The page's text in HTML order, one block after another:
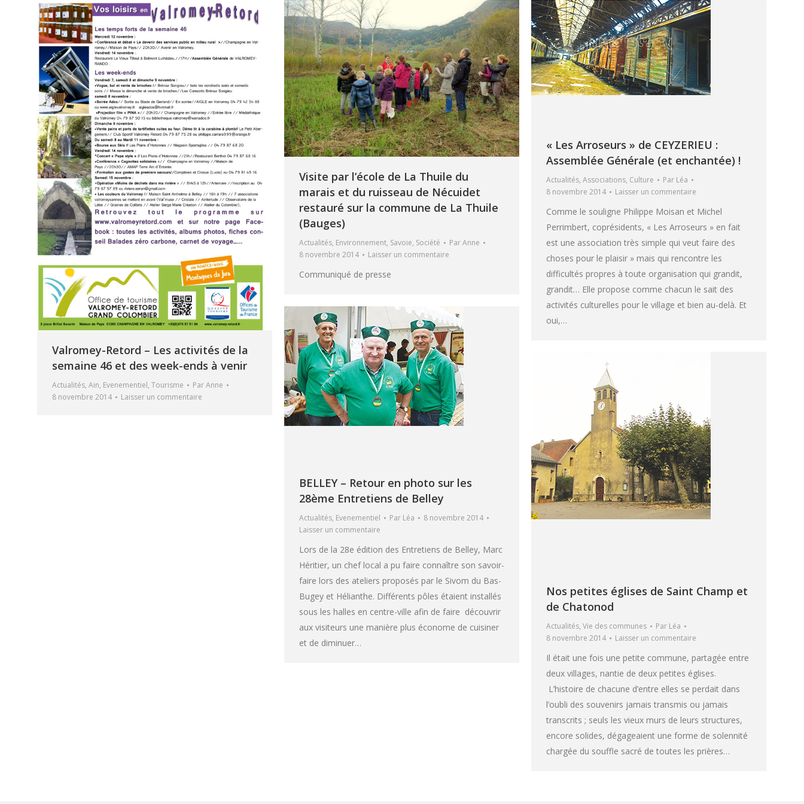
Valromey-Retord – Les activités de la
semaine 46 et des week-ends à venir
Actualités, Ain, Evenementiel, Tourisme ParAnne
8 novembre 2014
Laisser un commentaire
Visite par l’école de La Thuile du
marais et du ruisseau de Nécuidet
restauré sur la commune de La Thuile
(Bauges)
Actualités, Environnement, Savoie, Société ParAnne
8 novembre 2014
Laisser un commentaire
Communiqué de presse
« Les Arroseurs » de CEYZERIEU :
Assemblée Générale (et enchantée) !
Actualités, Associations, Culture Par Léa
8 novembre 2014
Laisser un commentaire
Comme le souligne Philippe Moisan et Michel
Perrimbert, coprésidents, « Les Arroseurs » en fait
est une association très simple qui veut faire des
choses pour le plaisir » mais qui rencontre les
difficultés propres à toute organisation qui grandit,
grandit… Elle propose comme chacun le sait des
activités culturelles pour le village et bien au-delà. Et
oui,…
BELLEY – Retour en photo sur les
28ème Entretiens de Belley
Actualités, Evenementiel Par Léa
8 novembre 2014
Laisser un commentaire
Lors de la 28e édition des Entretiens de Belley, Marc
Héritier, un chef local a pu faire connaître son savoir-
faire lors des ateliers proposés par le Sivom du Bas-
Bugey et Hélianthe. Différents pôles étaient installés
sous les halles en centre-ville afin de faire découvrir
aux visiteurs une manière plus économe de cuisiner
et de diminuer…
Nos petites églises de Saint Champ et
de Chatonod
Actualités, Vie des communes Par Léa
8 novembre 2014
Laisser un commentaire
Il était une fois une petite commune, partagée entre
deux villages, nantie de deux petites églises.
L’histoire de chacune d’entre elles se perdait dans
l’oubli des souvenirs jamais transmis ou jamais
transcrits ; seuls les vieux murs de leurs structures,
encore solides, dégageaient une forme de solennité
chargée du souffle sacré de toutes les prières…